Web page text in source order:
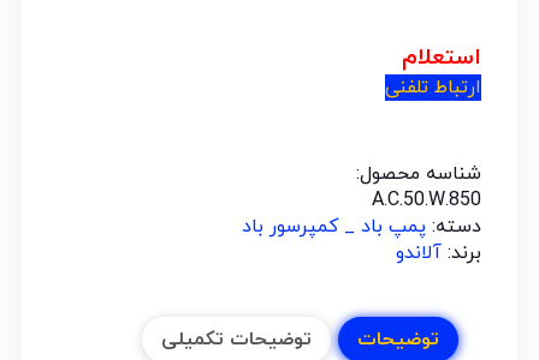
استعلام
ارتباط تلفنی
شناسه محصول:
A.C.50.W.850
دسته: پمپ باد _ کمپرسور باد
برند: آلاندو
توضیحات توضیحات تکمیلی